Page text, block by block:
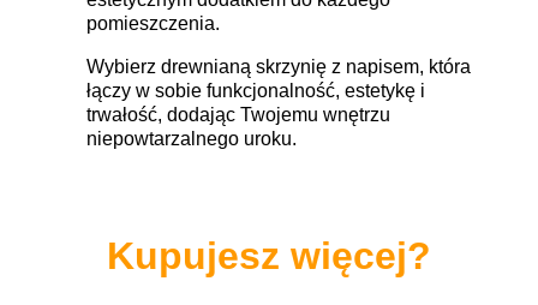
pomieszczenia.
Wybierz drewnianą skrzynię z napisem, która
łączy w sobie funkcjonalność, estetykę i
trwałość, dodając Twojemu wnętrzu
niepowtarzalnego uroku.
Kupujesz więcej?